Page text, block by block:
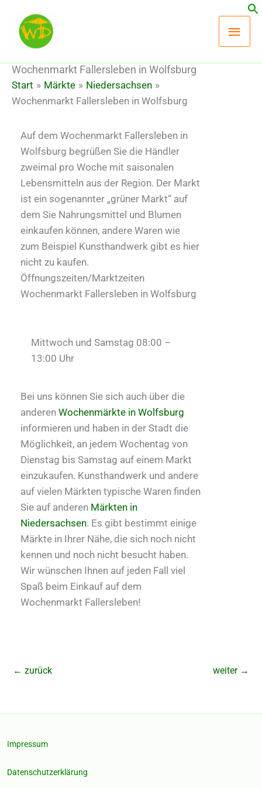
Inhalt
springen
Wochenmarkt Fallersleben in Wolfsburg
Start Märkte
Niedersachsen
Wochenmarkt Fallersleben in Wolfsburg
Auf dem Wochenmarkt Fallersleben in
Wolfsburg begrüßen Sie die Händler
zweimal pro Woche mit saisonalen
Lebensmitteln aus der Region. Der Markt
ist ein sogenannter „grüner Markt“ auf
dem Sie Nahrungsmittel und Blumen
einkaufen können, andere Waren wie
zum Beispiel Kunsthandwerk gibt es hier
nicht zu kaufen.
Öffnungszeiten/Marktzeiten
Wochenmarkt Fallersleben in Wolfsburg
Mittwoch und Samstag 08:00 –
13:00 Uhr
Bei uns können Sie sich auch über die
anderen Wochenmärkte in Wolfsburg
informieren und haben in der Stadt die
Möglichkeit, an jedem Wochentag von
Dienstag bis Samstag auf einem Markt
einzukaufen. Kunsthandwerk und andere
auf vielen Märkten typische Waren finden
Sie auf anderen Märkten in
Niedersachsen. Es gibt bestimmt einige
Märkte in Ihrer Nähe, die sich noch nicht
kennen und noch nicht besucht haben.
Wir wünschen Ihnen auf jeden Fall viel
Spaß beim Einkauf auf dem
Wochenmarkt Fallersleben!
← zurück weiter →
Impressum
Datenschutzerklärung